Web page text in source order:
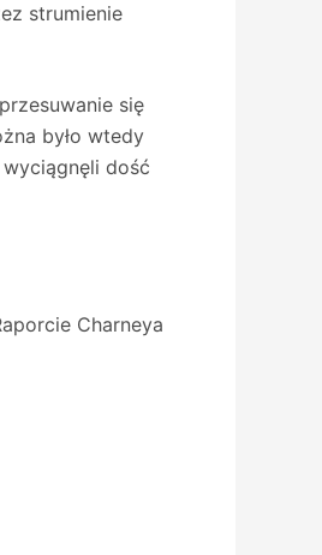
strumienie
się
było wtedy
dość
Charneya